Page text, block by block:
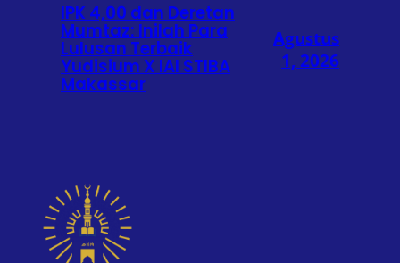
IPK 4,00 dan Deretan
Mumtaz: Inilah Para
Lulusan Terbaik
Yudisium X IAI STIBA
Makassar
Agustus
1, 2026